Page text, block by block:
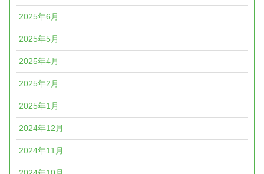
2025年6月
2025年5月
2025年4月
2025年2月
2025年1月
2024年12月
2024年11月